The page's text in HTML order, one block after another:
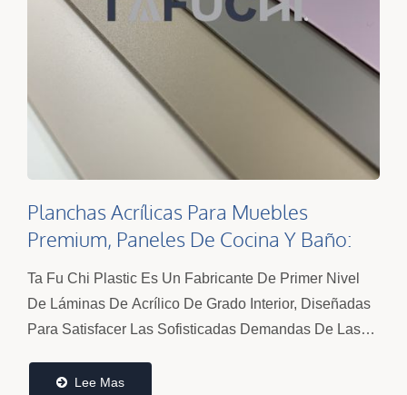
Planchas Acrílicas Para Muebles
Premium, Paneles De Cocina Y Baño:
Calidad De Superficie Superior | Ta Fu
Chi
Ta Fu Chi Plastic Es Un Fabricante De Primer Nivel
De Láminas De Acrílico De Grado Interior, Diseñadas
Para Satisfacer Las Sofisticadas Demandas De Las
Nuestros...Lee Mas